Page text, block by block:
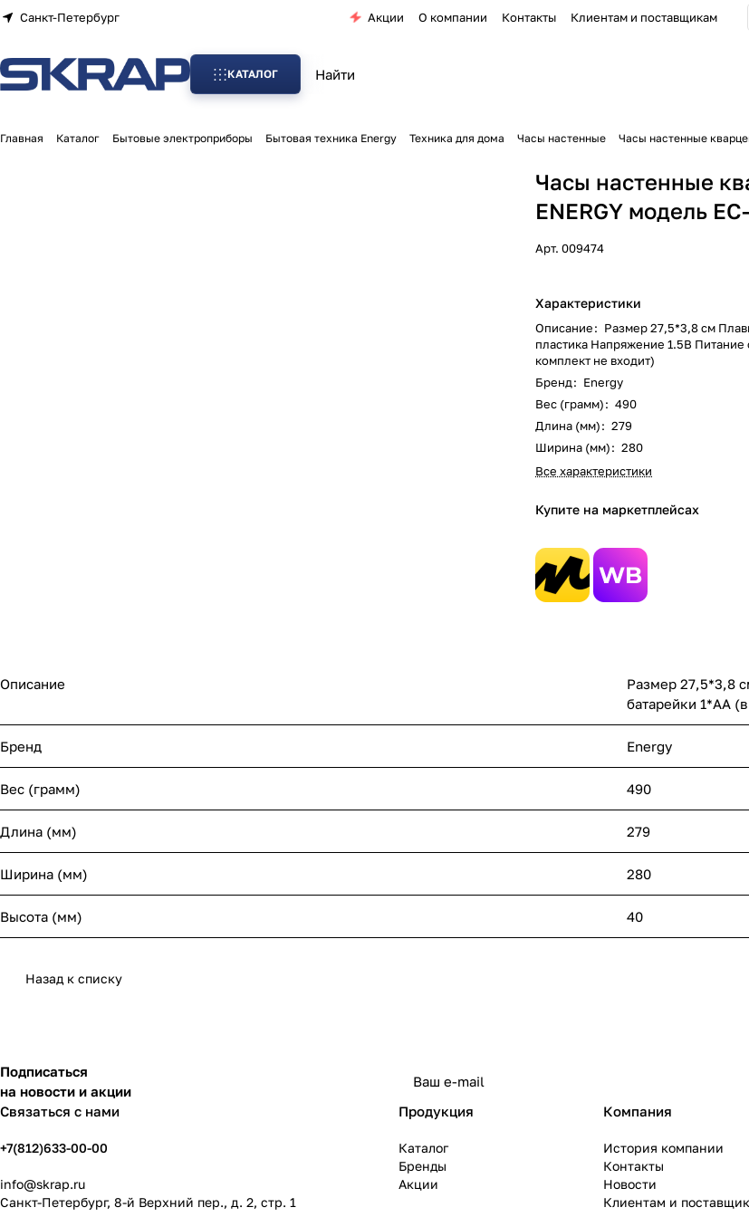
Санкт-Петербург Акции О компании Контакты Клиентам и поставщикам
КАТАЛОГ
Главная Каталог Бытовые электроприборы Бытовая техника Energy Техника для дома Часы настенные Часы настенные
Часы настенные
ENERGY модель
Арт.009474
Характеристики
Описание: Размер 27,5*3,8 см
пластика Напряжение 1.5В Питание
комплект не входит)
Бренд: Energy
Вес (грамм): 490
Длина (мм): 279
Ширина (мм): 280
Все характеристики
Купите на маркетплейсах
Описание
Размер 27,5*3,8
батарейки 1*АА
Бренд Energy
Вес (грамм) 490
Длина (мм) 279
Ширина (мм) 280
Высота (мм) 40
Назад к списку
Подписаться
на новости и акции
Связаться с нами
+7(812)633-00-00
info@skrap.ru
Санкт-Петербург, 8-й Верхний пер., д. 2, стр. 1
Продукция
Каталог
Бренды
Акции
Компания
История компании
Контакты
Новости
Клиентам и